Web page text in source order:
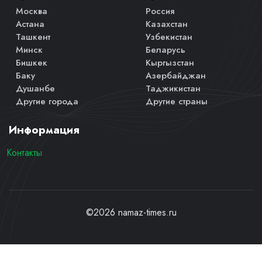
Москва
Астана
Ташкент
Минск
Бишкек
Баку
Душанбе
Другие города
Россия
Казахстан
Узбекистан
Беларусь
Кыргызстан
Азербайджан
Таджикистан
Другие страны
Информация
Контакты
©2026 namaz-times.ru